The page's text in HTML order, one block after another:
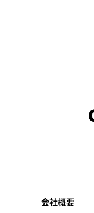
会社概要